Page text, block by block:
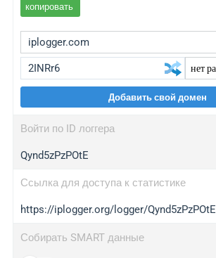
копировать
wl.gl
ed.tc
iplogger.com
maper.info
Добавить свой домен
Войти по ID логгера
Qynd5zPzPOtE
Ссылка для доступа к статистике
https://iplogger.org/logger/Qynd5zPzPOtE
Собирать SMART данные